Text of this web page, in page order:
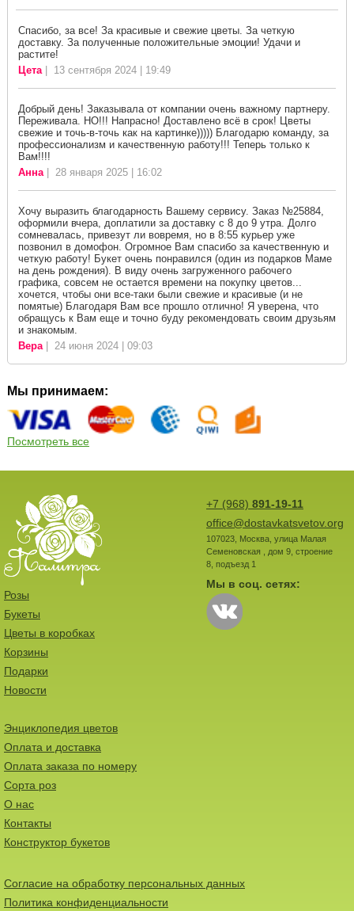
Спасибо, за все! За красивые и свежие цветы. За четкую
доставку. За полученные положительные эмоции! Удачи и
растите!
Цета| 13 сентября 2024 | 19:49
Добрый день! Заказывала от компании очень важному партнеру.
Переживала. НО!!! Напрасно! Доставлено всё в срок! Цветы
свежие и точь-в-точь как на картинке))))) Благодарю команду, за
профессионализм и качественную работу!!! Теперь только к
Вам!!!!
Анна| 28 января 2025 | 16:02
Хочу выразить благодарность Вашему сервису. Заказ №25884,
оформили вчера, доплатили за доставку с 8 до 9 утра. Долго
сомневалась, привезут ли вовремя, но в 8:55 курьер уже
позвонил в домофон. Огромное Вам спасибо за качественную и
четкую работу! Букет очень понравился (один из подарков Маме
на день рождения). В виду очень загруженного рабочего
графика, совсем не остается времени на покупку цветов...
хочется, чтобы они все-таки были свежие и красивые (и не
помятые) Благодаря Вам все прошло отлично! Я уверена, что
обращусь к Вам еще и точно буду рекомендовать своим друзьям
и знакомым.
Вера| 24 июня 2024 | 09:03
Мы принимаем:
Посмотреть все
+7 (968) 891-19-11
office@dostavkatsvetov.org
107023, Москва, улица Малая
Семеновская , дом 9, строение
8, подъезд 1
Мы в соц. сетях:
Розы
Букеты
Цветы в коробках
Корзины
Подарки
Новости
Энциклопедия цветов
Оплата и доставка
Оплата заказа по номеру
Сорта роз
О нас
Контакты
Конструктор букетов
Согласие на обработку персональных данных
Политика конфиденциальности